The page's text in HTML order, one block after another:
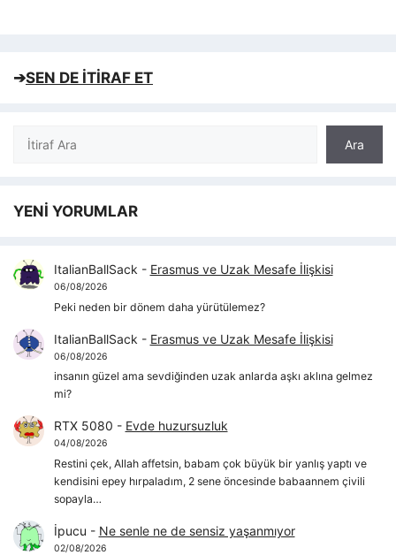
➔SEN DE İTİRAF ET
Ara
Ara
YENİ YORUMLAR
ItalianBallSack - Erasmus ve Uzak Mesafe İlişkisi
06/08/2026
Peki neden bir dönem daha yürütülemez?
ItalianBallSack - Erasmus ve Uzak Mesafe İlişkisi
06/08/2026
insanın güzel ama sevdiğinden uzak anlarda aşkı aklına gelmez
mi?
RTX 5080 - Evde huzursuzluk
04/08/2026
Restini çek, Allah affetsin, babam çok büyük bir yanlış yaptı ve
kendisini epey hırpaladım, 2 sene öncesinde babaannem çivili
sopayla…
İpucu - Ne senle ne de sensiz yaşanmıyor
02/08/2026